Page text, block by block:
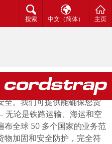
搜索 中文（简体） 主页
全。我们可提供能确保您货
无论是铁路运输、海运和空
布全球 50 多个国家的业务范
物加固和安全防护，完全符